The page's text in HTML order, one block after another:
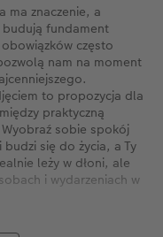
ma znaczenie, a
fundament
często
nam na moment
to propozycja dla
praktyczną
sobie spokój
się do życia, a Ty
leży w dłoni, ale
i wydarzeniach w